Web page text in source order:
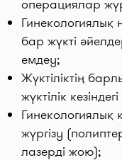
операциялар
Гинекологиялық
бар жүкті
емдеу;
Жүктіліктің
жүктілік
Гинекологиялық
жүргізу
лазерді жою);